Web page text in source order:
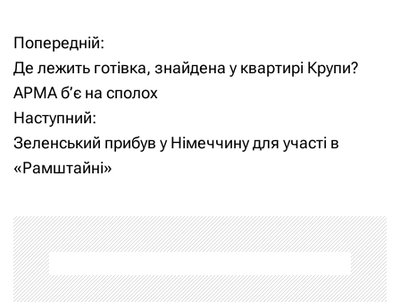
Н
а
в
і
а
ц
Попередній:
Де лежить готівка, знайдена у квартирі Крупи?
АРМА б’є на сполох
Наступний:
Зеленський прибув у Німеччину для участі в
«Рамштайні»